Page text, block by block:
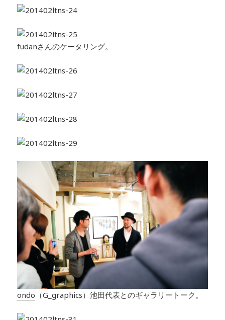
fudanさんのケータリング。
ondo （G_graphics）池田代表とのギャラリートーク。